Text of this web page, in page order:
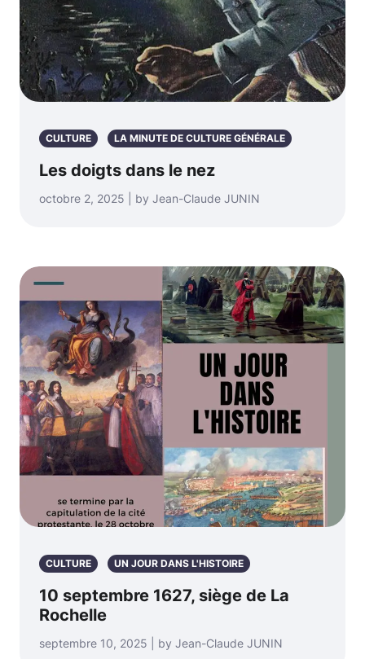
CULTURE LA MINUTE DE CULTURE GÉNÉRALE
Les doigts dans le nez
octobre 2, 2025 | by Jean-Claude JUNIN
CULTURE UN JOUR DANS L'HISTOIRE
10 septembre 1627, siège de La
Rochelle
septembre 10, 2025 | by Jean-Claude JUNIN